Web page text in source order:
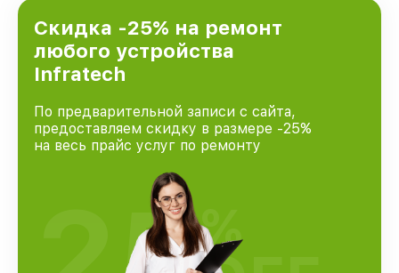
городе Санкт-Петербурге, постоянно
повышая уровень доверия и лояльности
наших клиентов.
Скидка -25% на ремонт
любого устройства
Infratech
По предварительной записи с сайта,
предоставляем скидку в размере -25%
на весь прайс услуг по ремонту
%